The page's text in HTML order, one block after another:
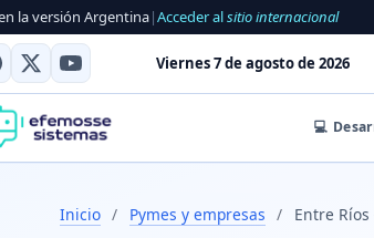
la versión Argentina|Acceder alsitio internacional
Viernes 7 de agosto de 2026
💻
Inicio / Pymes y empresas / Entre